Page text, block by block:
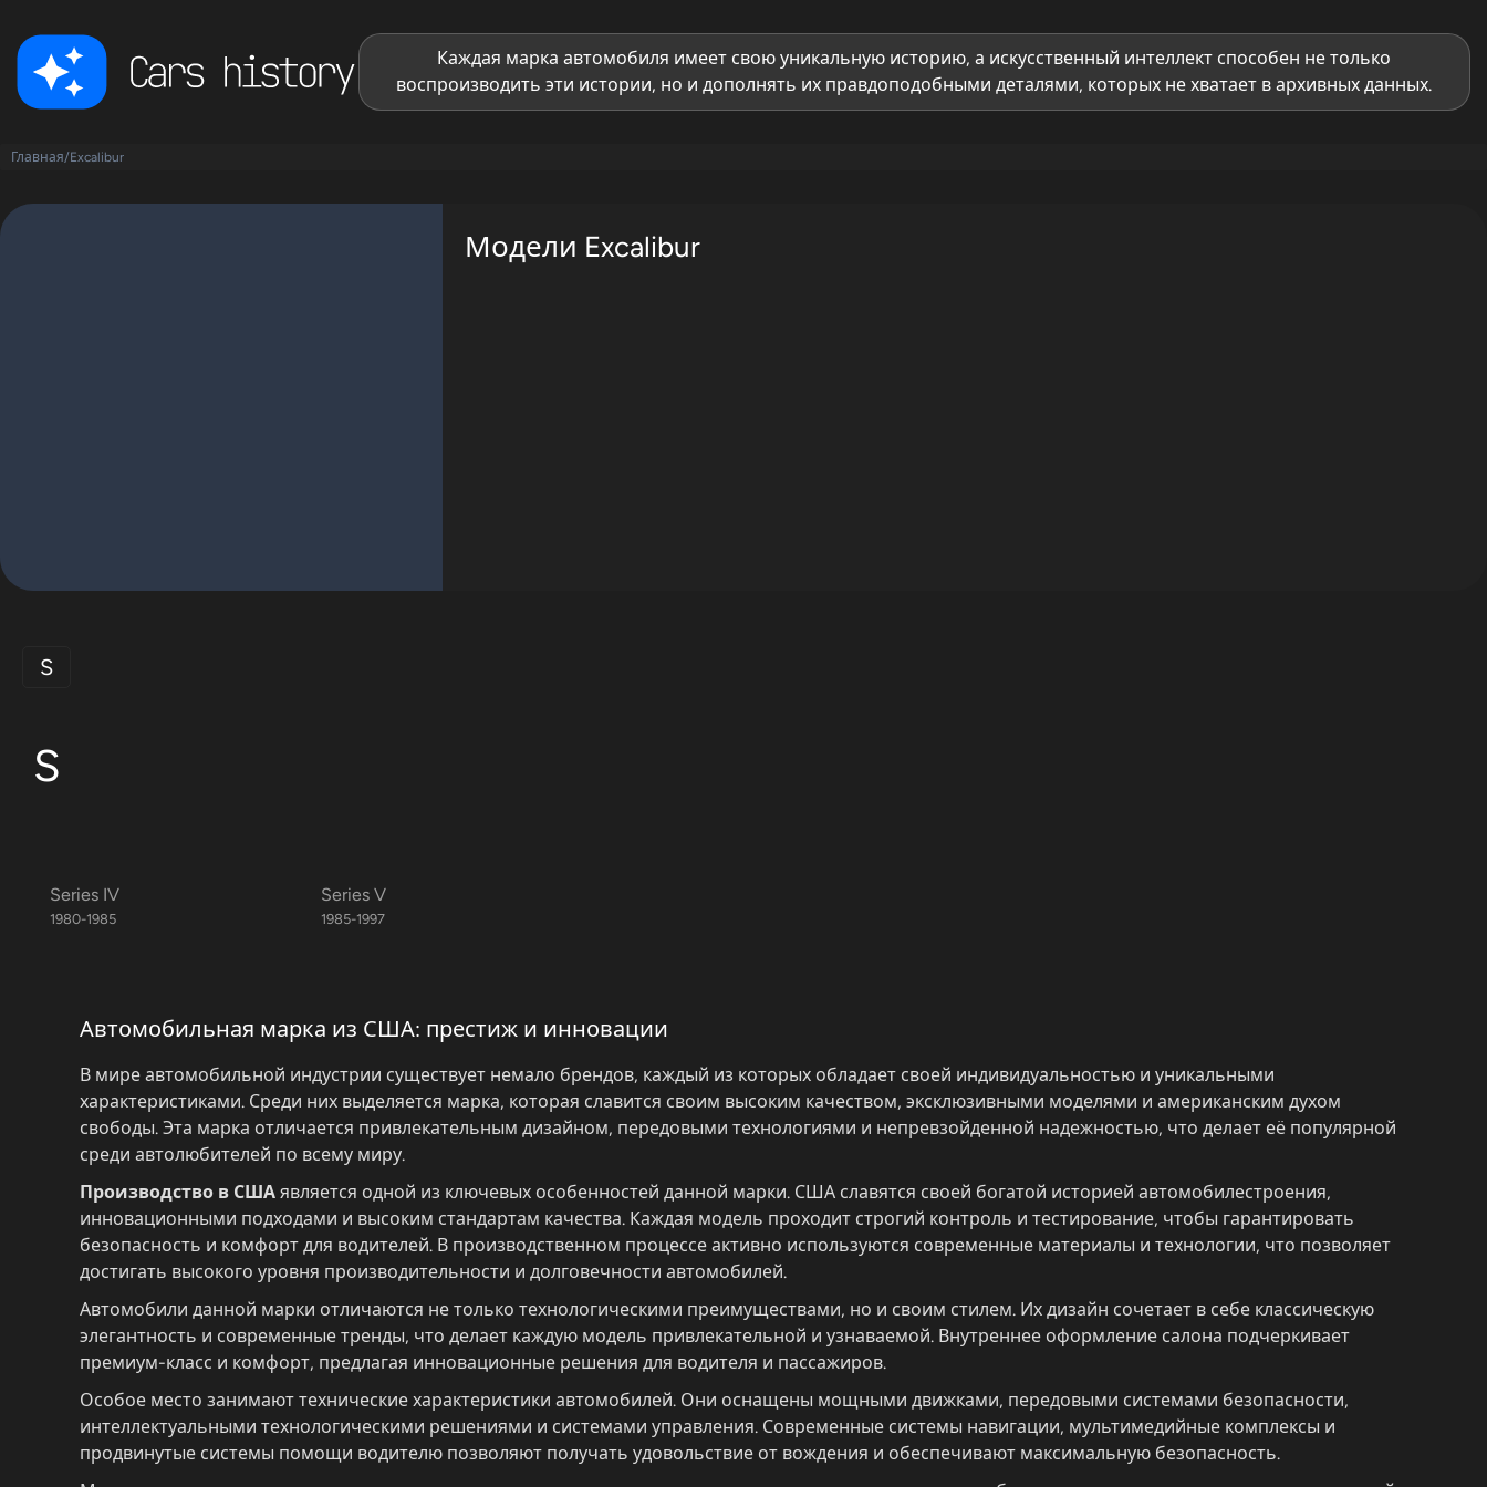
Каждая марка автомобиля имеет свою уникальную историю, а искусственный интеллект способен не только
воспроизводить эти истории, но и дополнять их правдоподобными деталями, которых не хватает в архивных данных.
Главная/Excalibur
Модели Excalibur
S
S
Series IV
1980-1985
Series V
1985-1997
Автомобильная марка из США: престиж и инновации
В мире автомобильной индустрии существует немало брендов, каждый из которых обладает своей индивидуальностью и уникальными
характеристиками. Среди них выделяется марка, которая славится своим высоким качеством, эксклюзивными моделями и американским духом
свободы. Эта марка отличается привлекательным дизайном, передовыми технологиями и непревзойденной надежностью, что делает её популярной
среди автолюбителей по всему миру.
Производство в США является одной из ключевых особенностей данной марки. США славятся своей богатой историей автомобилестроения,
инновационными подходами и высоким стандартам качества. Каждая модель проходит строгий контроль и тестирование, чтобы гарантировать
безопасность и комфорт для водителей. В производственном процессе активно используются современные материалы и технологии, что позволяет
достигать высокого уровня производительности и долговечности автомобилей.
Автомобили данной марки отличаются не только технологическими преимуществами, но и своим стилем. Их дизайн сочетает в себе классическую
элегантность и современные тренды, что делает каждую модель привлекательной и узнаваемой. Внутреннее оформление салона подчеркивает
премиум-класс и комфорт, предлагая инновационные решения для водителя и пассажиров.
Особое место занимают технические характеристики автомобилей. Они оснащены мощными движками, передовыми системами безопасности,
интеллектуальными технологическими решениями и системами управления. Современные системы навигации, мультимедийные комплексы и
продвинутые системы помощи водителю позволяют получать удовольствие от вождения и обеспечивают максимальную безопасность.